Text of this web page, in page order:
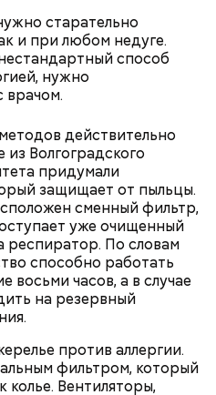
старательно
и при любом недуге.
способ
нужно
врачом.
действительно
Волгоградского
придумали
защищает от пыльцы.
сменный фильтр,
уже очищенный
респиратор. По словам
способно работать
восьми часов, а в случае
на резервный
против аллергии.
фильтром, который
Вентиляторы,
сливками. По вкусу
Сверху блюдо
и отправляют в
по-тайски